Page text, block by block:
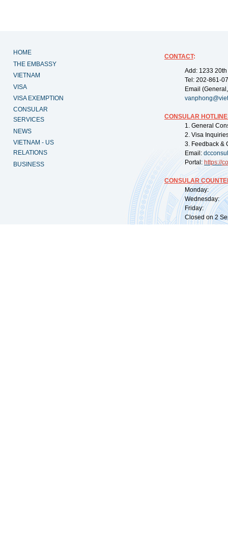
HOME
THE EMBASSY
VIETNAM
VISA
VISA EXEMPTION
CONSULAR
SERVICES
NEWS
VIETNAM - US
RELATIONS
BUSINESS
CONTACT:
Add: 1233
Tel: 202-861-
Email
CONSULAR
1. General
2. Visa
3. Feedback &
Email:
Portal: https://
CONSULAR
Monday:
Wednesday:
Friday:
Closed on 2